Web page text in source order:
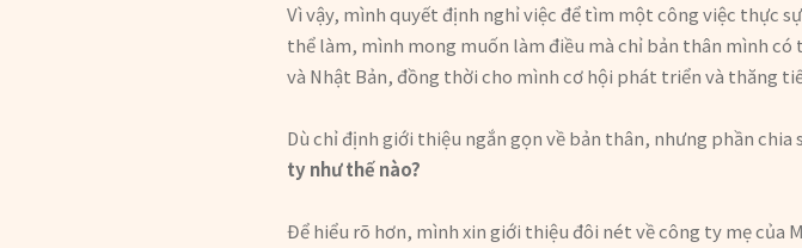
Vì vậy, mình quyết định nghỉ việc để tìm một công việc thực
thể làm, mình mong muốn làm điều mà chỉ bản thân mình
và Nhật Bản, đồng thời cho mình cơ hội phát triển và thăng
Dù chỉ định giới thiệu ngắn gọn về bản thân, nhưng phần chia
ty như thế nào?
Để hiểu rõ hơn, mình xin giới thiệu đôi nét về công ty mẹ